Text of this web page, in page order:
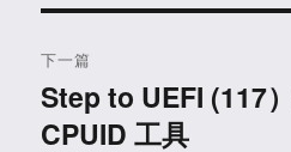
航
文
章：
下一篇
下
篇
Step to UEFI (117
CPUID 工具